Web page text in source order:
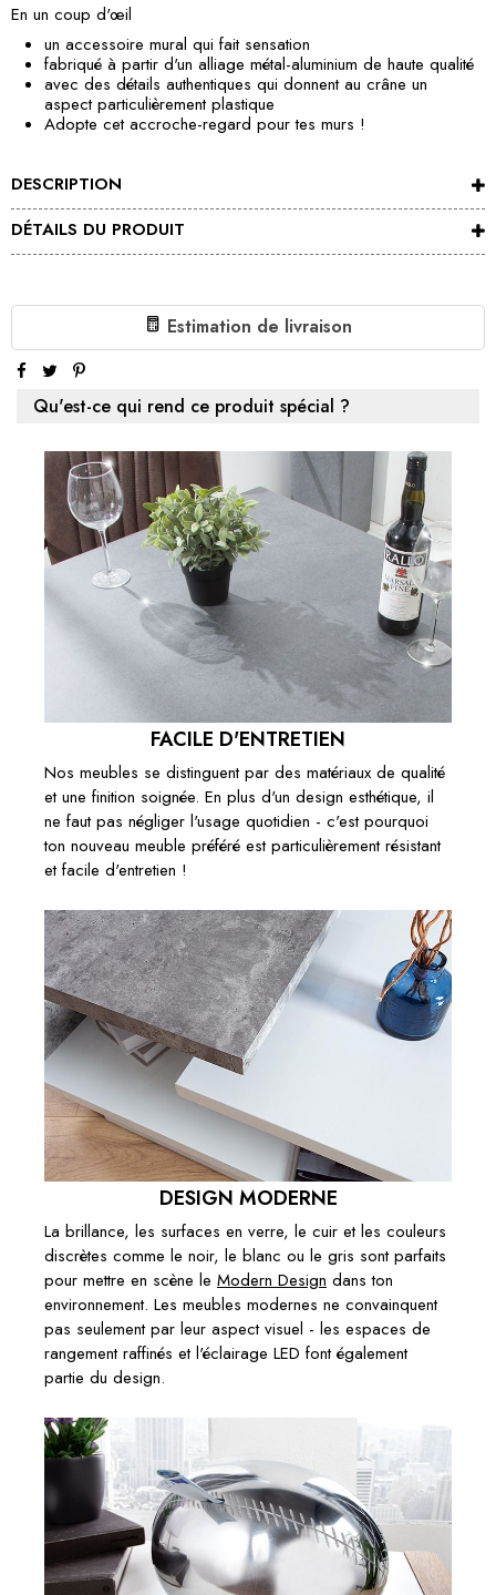
En un coup d'œil
un accessoire mural qui fait sensation
fabriqué à partir d'un alliage métal-aluminium de haute qualité
avec des détails authentiques qui donnent au crâne un
aspect particulièrement plastique
Adopte cet accroche-regard pour tes murs !
DESCRIPTION
DÉTAILS DU PRODUIT
Estimation de livraison
Qu'est-ce qui rend ce produit spécial ?
FACILE D'ENTRETIEN
Nos meubles se distinguent par des matériaux de qualité
et une finition soignée. En plus d'un design esthétique, il
ne faut pas négliger l'usage quotidien - c'est pourquoi
ton nouveau meuble préféré est particulièrement résistant
et facile d'entretien !
DESIGN MODERNE
La brillance, les surfaces en verre, le cuir et les couleurs
discrètes comme le noir, le blanc ou le gris sont parfaits
pour mettre en scène le Modern Design dans ton
environnement. Les meubles modernes ne convainquent
pas seulement par leur aspect visuel - les espaces de
rangement raffinés et l'éclairage LED font également
partie du design.